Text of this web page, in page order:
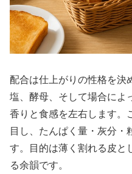
配合は仕上がりの性格を決
塩、酵母、そして場合によ
香りと食感を左右します。
目し、たんぱく量・灰分・
す。目的は薄く割れる皮と
る余韻です。